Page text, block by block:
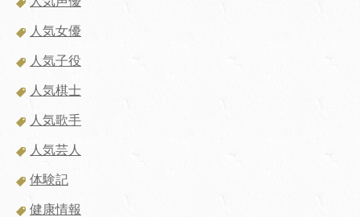
人気女優
人気子役
人気棋士
人気歌手
人気芸人
体験記
健康情報